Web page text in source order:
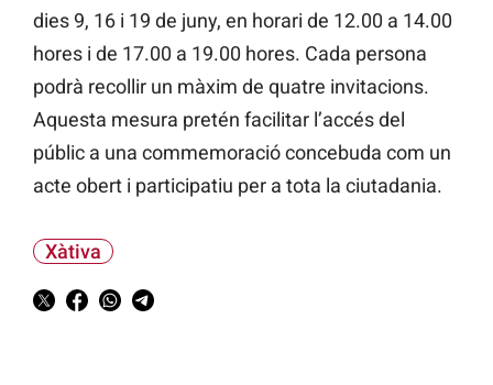
dies 9, 16 i 19 de juny, en horari de 12.00 a 14.00
hores i de 17.00 a 19.00 hores. Cada persona
podrà recollir un màxim de quatre invitacions.
Aquesta mesura pretén facilitar l’accés del
públic a una commemoració concebuda com un
acte obert i participatiu per a tota la ciutadania.
Xàtiva